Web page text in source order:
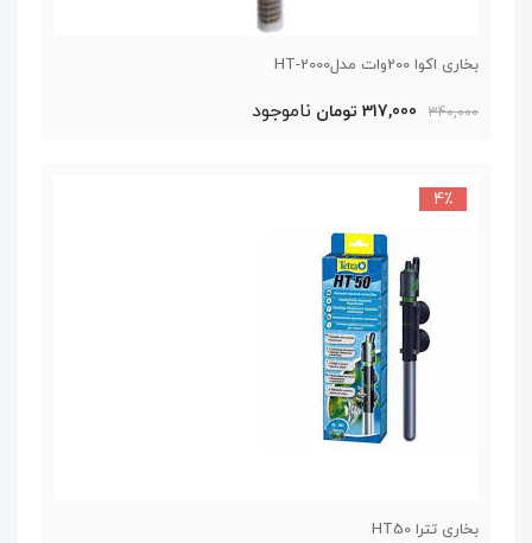
بخاری اکوا 200وات مدلHT-2000
340,000 317,000 تومان ناموجود
بخاری تترا HT50
4٪